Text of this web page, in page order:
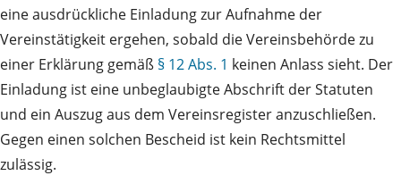
eine ausdrückliche Einladung zur Aufnahme der
Vereinstätigkeit ergehen, sobald die Vereinsbehörde zu
einer Erklärung gemäß § 12 Abs. 1 keinen Anlass sieht. Der
Einladung ist eine unbeglaubigte Abschrift der Statuten
und ein Auszug aus dem Vereinsregister anzuschließen.
Gegen einen solchen Bescheid ist kein Rechtsmittel
zulässig.